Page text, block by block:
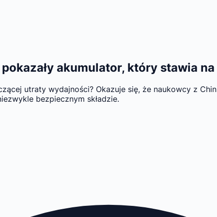
akumulator, który stawia
utraty wydajności? Okazuje się, że naukowcy z
bezpiecznym składzie.